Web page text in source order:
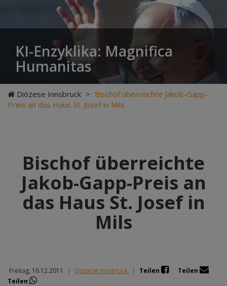
KI-Enzyklika: Magnifica
Humanitas
Diözese Innsbruck > Bischof überreichte Jakob-Gapp-
Preis an das Haus St. Josef in Mils
Bischof überreichte
Jakob-Gapp-Preis an
das Haus St. Josef in
Mils
Freitag, 16.12.2011 | Diözese Innsbruck | Teilen
Teilen
Teilen